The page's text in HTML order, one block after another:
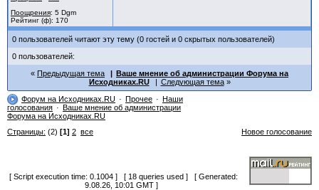
Поощрения: 5 Dgm
Рейтинг (ф): 170
0 пользователей читают эту тему (0 гостей и 0 скрытых пользователей)
0 пользователей:
Предыдущая тема
Ваше мнение об администрации Форума на
Исходниках.RU
Следующая тема
Форум на Исходниках.RU
Прочее
Наши
голосования
Ваше мнение об администрации
Форума на Исходниках.RU
Страницы: (2) [1] 2 все Новое голосование
[ Script execution time: 0.1004 ] [ 18 queries used ] [ Generated:
9.08.26, 10:01 GMT ]